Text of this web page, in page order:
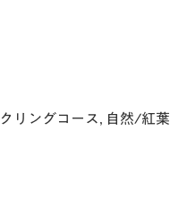
リングコース 自然/紅葉